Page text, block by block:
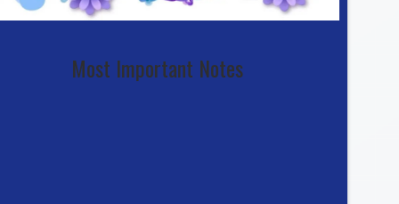
Most Important Notes